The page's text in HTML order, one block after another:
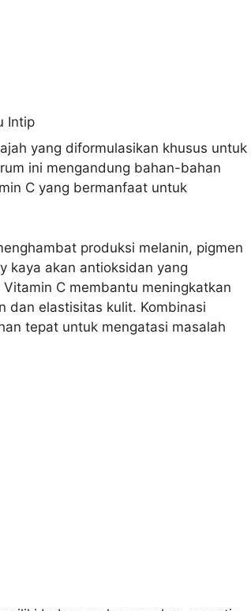
yang diformulasikan khusus untuk
ini mengandung bahan-bahan
C yang bermanfaat untuk
produksi melanin, pigmen
kaya akan antioksidan yang
C membantu meningkatkan
dan elastisitas kulit. Kombinasi
tepat untuk mengatasi masalah